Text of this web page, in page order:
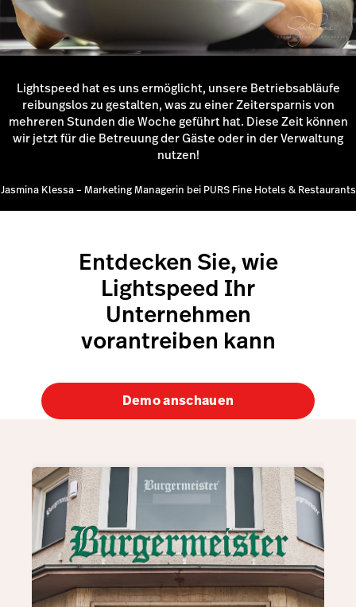
Lightspeed hat es uns ermöglicht, unsere Betriebsabläufe
reibungslos zu gestalten, was zu einer Zeitersparnis von
mehreren Stunden die Woche geführt hat. Diese Zeit können
wir jetzt für die Betreuung der Gäste oder in der Verwaltung
nutzen!
Jasmina Klessa – Marketing Managerin bei PURS Fine Hotels & Restaurants
Entdecken Sie, wie
Lightspeed Ihr
Unternehmen
vorantreiben kann
Demo anschauen